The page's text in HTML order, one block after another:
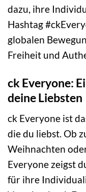
dazu, ihre
Hashtag
globalen
Freiheit und
ck Everyone:
deine Liebsten
ck Everyone ist
die du liebst. Ob
Weihnachten
Everyone zeigst
für ihre